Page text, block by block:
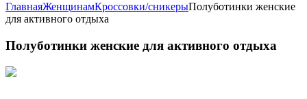
ГлавнаяЖенщинамКроссовки/сникерыПолуботинки женские
для активного отдыха
Полуботинки женские для активного отдыха